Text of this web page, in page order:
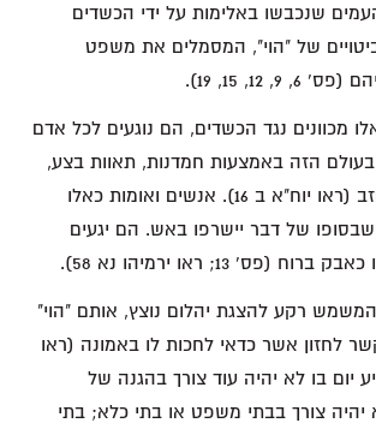
העמים שנכבשו באלימות על ידי הכשדים
של "הוי", המסמלים את משפט
12, 15, 19).
מכוונים נגד הכשדים, הם נוגעים לכל אדם
הזה באמצעות חמדנות, תאוות בצע,
אלימות, ופולחן כוזב (ראו יוח"א ב 16). אנשים ואומות כאלו
של דבר יישרפו באש. הם יגעים
(פס' 13; ראו ירמיהו נא 58).
רקע להצגת יהלום נוצץ, אותם "הוי"
לחזון אשר כדאי לחכות לו באמונה (ראו
ב 3–4). יגיע יום בו לא יהיה עוד צורך בהגנה של
צורך בבתי משפט או בתי כלא; בתי